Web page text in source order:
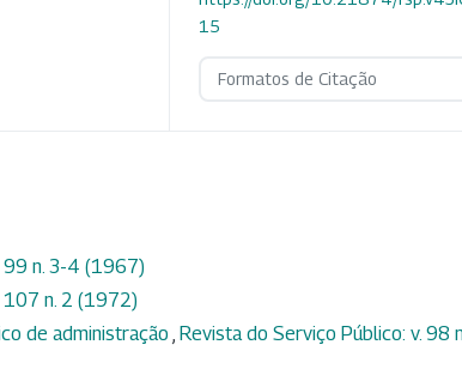
15
Formatos de Citação
99 n. 3-4 (1967)
107 n. 2 (1972)
de administração , Revista do Serviço Público: v. 98